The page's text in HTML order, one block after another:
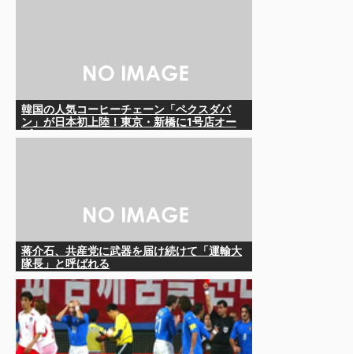
韓国の人気コーヒーチェーン「ペクスダバ
ン」が日本初上陸！東京・新橋に1号店オー
蒋介石、共産党に武器を届け続けて「運輸大
隊長」と呼ばれる